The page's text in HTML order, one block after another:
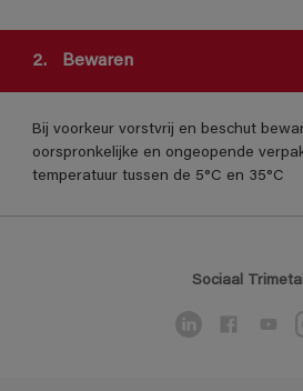
2. Bewaren
Bij voorkeur vorstvrij en beschut
oorspronkelijke en ongeopende
temperatuur tussen de 5°C en 35°C
Sociaal Trimetal